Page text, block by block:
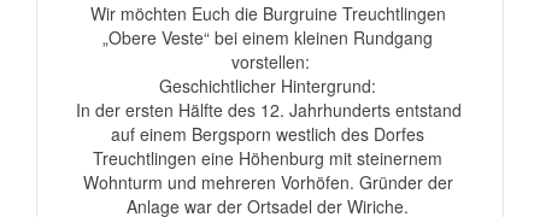
Wir möchten Euch die Burgruine Treuchtlingen
„Obere Veste“ bei einem kleinen Rundgang
vorstellen:
Geschichtlicher Hintergrund:
In der ersten Hälfte des 12. Jahrhunderts entstand
auf einem Bergsporn westlich des Dorfes
Treuchtlingen eine Höhenburg mit steinernem
Wohnturm und mehreren Vorhöfen. Gründer der
Anlage war der Ortsadel der Wiriche.